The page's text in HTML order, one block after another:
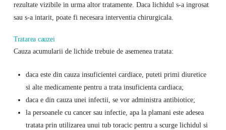
rezultate vizibile in urma altor tratamente. Daca lichidul s-a ingrosat
sau s-a intarit, poate fi necesara interventia chirurgicala.
Tratarea cauzei
Cauza acumularii de lichide trebuie de asemenea tratata:
daca este din cauza insuficientei cardiace, puteti primi diuretice
si alte medicamente pentru a trata insuficienta cardiaca;
daca e din cauza unei infectii, se vor administra antibiotice;
la persoanele cu cancer sau infectie, apa la plamani este adesea
tratata prin utilizarea unui tub toracic pentru a scurge lichidul si